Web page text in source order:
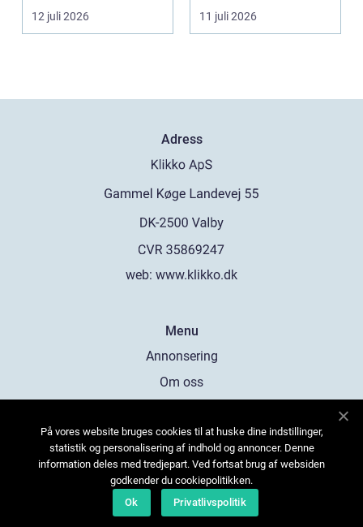
b...
12 juli 2026
på kort tid. Färger, yt...
11 juli 2026
Adress
web: www.klikko.dk
Menu
Annonsering
Om oss
Kontakta oss
Sitemap
På vores website bruges cookies til at huske dine indstillinger,
statistik og personalisering af indhold og annoncer. Denne
information deles med tredjepart. Ved fortsat brug af websiden
godkender du cookiepolitikken.
Ok
Privatlivspolitik